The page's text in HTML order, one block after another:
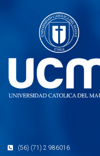
(56) (71) 2 986016